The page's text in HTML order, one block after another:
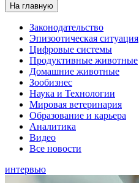
На главную
Законодательство
Эпизоотическая ситуация
Цифровые системы
Продуктивные животные
Домашние животные
Зообизнес
Наука и Технологии
Мировая ветеринария
Образование и карьера
Аналитика
Видео
Все новости
интервью